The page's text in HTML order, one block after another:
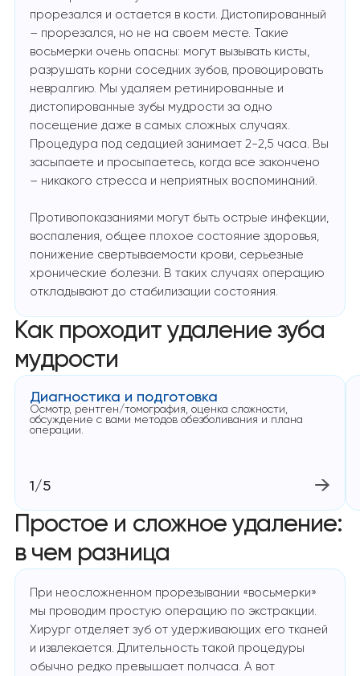
прорезался и остается в кости. Дистопированный
– прорезался, но не на своем месте. Такие
восьмерки очень опасны: могут вызывать кисты,
разрушать корни соседних зубов, провоцировать
невралгию. Мы удаляем ретинированные и
дистопированные зубы мудрости за одно
посещение даже в самых сложных случаях.
Процедура под седацией занимает 2-2,5 часа. Вы
засыпаете и просыпаетесь, когда все закончено
– никакого стресса и неприятных воспоминаний.
Противопоказаниями могут быть острые инфекции,
воспаления, общее плохое состояние здоровья,
понижение свертываемости крови, серьезные
хронические болезни. В таких случаях операцию
откладывают до стабилизации состояния.
Как проходит удаление зуба
мудрости
Диагностика и подготовка
Осмотр, рентген/томография, оценка сложности,
обсуждение с вами методов обезболивания и плана
операции.
1/5
Простое и сложное удаление:
в чем разница
При неосложненном прорезывании «восьмерки»
мы проводим простую операцию по экстракции.
Хирург отделяет зуб от удерживающих его тканей
и извлекается. Длительность такой процедуры
обычно редко превышает полчаса. А вот